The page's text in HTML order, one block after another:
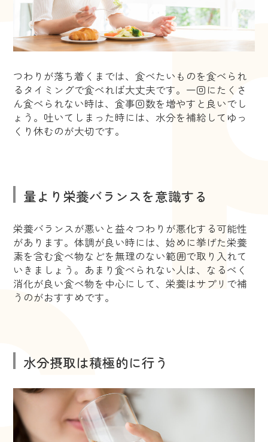
つわりが落ち着くまでは、食べたいものを食べられ
るタイミングで食べれば大丈夫です。一回にたくさ
ん食べられない時は、食事回数を増やすと良いでし
ょう。吐いてしまった時には、水分を補給してゆっ
くり休むのが大切です。
量より栄養バランスを意識する
栄養バランスが悪いと益々つわりが悪化する可能性
があります。体調が良い時には、始めに挙げた栄養
素を含む食べ物などを無理のない範囲で取り入れて
いきましょう。あまり食べられない人は、なるべく
消化が良い食べ物を中心にして、栄養はサプリで補
うのがおすすめです。
水分摂取は積極的に行う